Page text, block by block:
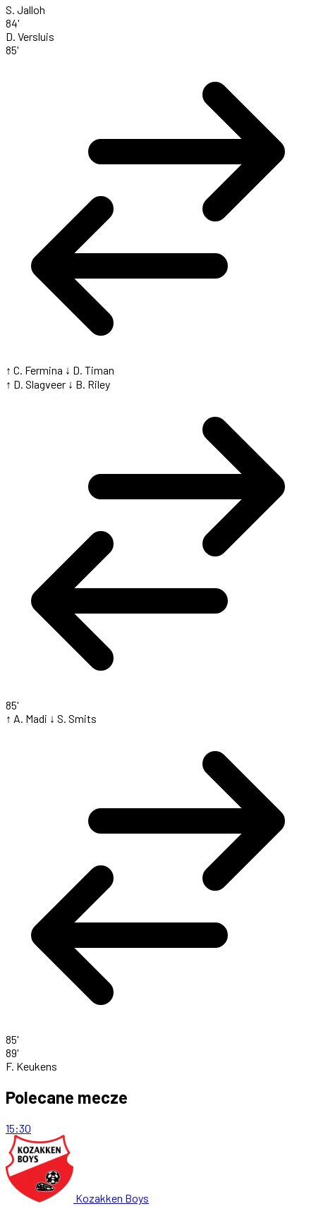
S. Jalloh
84'
D. Versluis
85'
↑ C. Fermina ↓ D. Timan
↑ D. Slagveer ↓ B. Riley
85'
↑ A. Madi ↓ S. Smits
85'
89'
F. Keukens
Polecane mecze
15:30
Kozakken Boys